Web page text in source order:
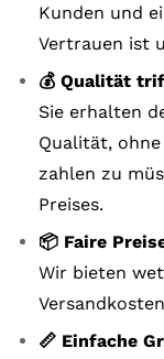
Kunden und
Vertrauen ist
💰 Qualität
Sie erhalten
Qualität,
zahlen zu
Preises.
📦 Faire
Wir bieten
📏 Einfache